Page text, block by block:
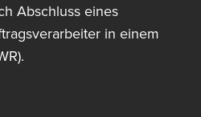
Abschluss eines
in einem